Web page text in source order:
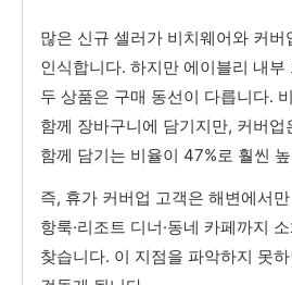
많은 신규 셀러가 비치웨어와 커
인식합니다. 하지만 에이블리 내부
두 상품은 구매 동선이 다릅니다.
함께 장바구니에 담기지만, 커버업
함께 담기는 비율이 47%로 훨씬
즉, 휴가 커버업 고객은 해변에서
항룩·리조트 디너·동네 카페까지
찾습니다. 이 지점을 파악하지 못